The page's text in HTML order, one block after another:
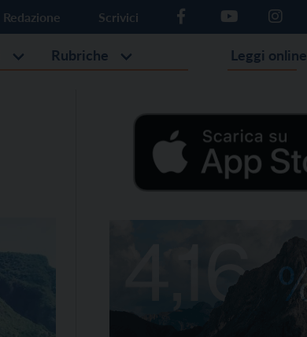
Redazione Scrivici
Rubriche Leggi online